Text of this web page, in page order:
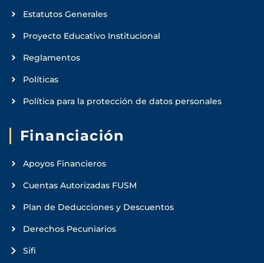
Estatutos Generales
Proyecto Educativo Institucional
Reglamentos
Políticas
Política para la protección de datos personales
Financiación
Apoyos Financieros
Cuentas Autorizadas FUSM
Plan de Deducciones y Descuentos
Derechos Pecuniarios
Sifi